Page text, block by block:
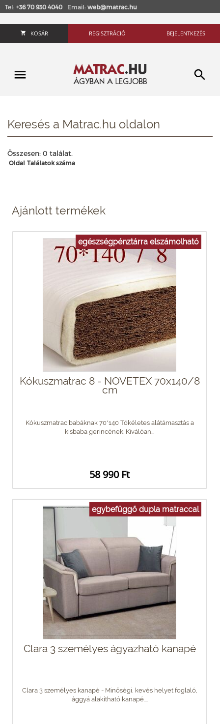
Tel: +36 70 930 4040 Email: web@matrac.hu
KOSÁR REGISZTRÁCIÓ BEJELENTKEZÉS
Keresés a Matrac.hu oldalon
Összesen: 0 találat.
Oldal Találatok száma
Ajánlott termékek
egészségpénztárra elszámolható
Kókuszmatrac 8 - NOVETEX 70x140/8
cm
Kókuszmatrac babáknak 70*140 Tökéletes alátámasztás a
kisbaba gerincének. Kiválóan...
58 990 Ft
egybefüggő dupla matraccal
Clara 3 személyes ágyazható kanapé
Clara 3 személyes kanapé - Minőségi, kevés helyet foglaló,
ággyá alakítható kanapé....